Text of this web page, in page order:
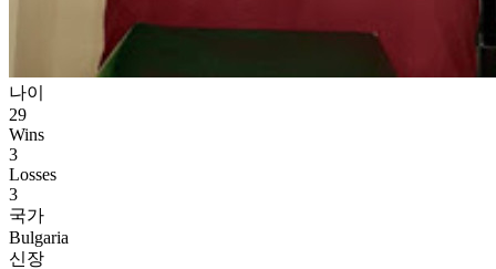
나이
29
Wins
3
Losses
3
국가
Bulgaria
신장